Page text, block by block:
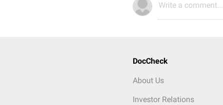
Write a comment...
DocCheck
About Us
Investor Relations